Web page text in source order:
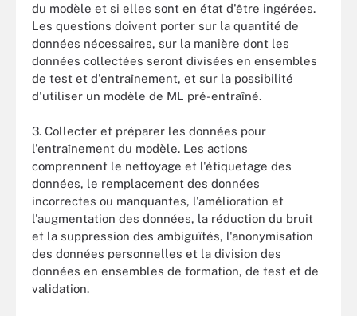
du modèle et si elles sont en état d'être ingérées.
Les questions doivent porter sur la quantité de
données nécessaires, sur la manière dont les
données collectées seront divisées en ensembles
de test et d'entraînement, et sur la possibilité
d'utiliser un modèle de ML pré-entraîné.
3. Collecter et préparer les données pour
l'entraînement du modèle. Les actions
comprennent le nettoyage et l'étiquetage des
données, le remplacement des données
incorrectes ou manquantes, l'amélioration et
l'augmentation des données, la réduction du bruit
et la suppression des ambiguïtés, l'anonymisation
des données personnelles et la division des
données en ensembles de formation, de test et de
validation.